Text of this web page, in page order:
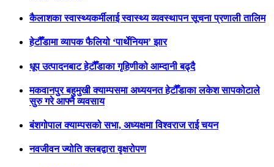
कैलाशका स्वास्थ्यकर्मीलाई स्वास्थ्य व्यवस्थापन सूचना प्रणाली तालिम
हेटौँडामा व्यापक फैलियो ‘पार्थेनियम’ झार
धूप उत्पादनबाट हेटौँडाका गृहिणीको आम्दानी बढ्दै
मकवानपुर बहुमुखी क्याम्पसमा अध्ययनत हेटौँडाका लकेश सापकोटाले
सुरु गरे आफ्नै व्यवसाय
बंशगोपाल क्याम्पसको सभा, अध्यक्षमा विश्वराज राई चयन
नवजीवन ज्योति क्लबद्वारा वृक्षरोपण